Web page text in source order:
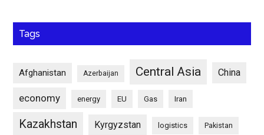
Tags
Afghanistan Azerbaijan Central Asia China
economy energy EU Gas Iran
Kazakhstan Kyrgyzstan logistics Pakistan